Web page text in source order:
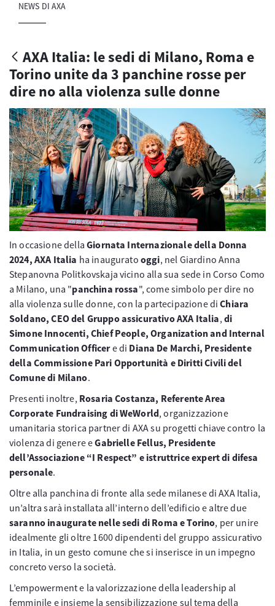
NEWS DI AXA
AXA Italia: le sedi di Milano, Roma e
Torino unite da 3 panchine rosse per
dire no alla violenza sulle donne
In occasione dellaGiornata Internazionale della Donna
2024, AXA Italia ha inaugurato oggi, nel Giardino Anna
Stepanovna Politkovskaja vicino alla sua sede in Corso Como
a Milano, una "panchina rossa", come simbolo per dire no
alla violenza sulle donne, con la partecipazione diChiara
Soldano, CEO del Gruppo assicurativo AXA Italia, di
Simone Innocenti, Chief People, Organization and Internal
Communication Officere di Diana De Marchi, Presidente
della Commissione Pari Opportunità e Diritti Civili del
Comune di Milano.
Presenti inoltre, Rosaria Costanza, Referente Area
Corporate Fundraising di WeWorld, organizzazione
umanitaria storica partner di AXA su progetti chiave contro la
violenza di genere eGabrielle Fellus, Presidente
dell’Associazione “I Respect” e istruttrice expert di difesa
personale.
Oltre alla panchina di fronte alla sede milanese di AXA Italia,
un’altra sarà installata all’interno dell’edificio e altre due
saranno inaugurate nelle sedi di Roma e Torino, per unire
idealmente gli oltre 1600 dipendenti del gruppo assicurativo
in Italia, in un gesto comune che si inserisce in un impegno
concreto verso la società.
L’empowerment e la valorizzazione della leadership al
femminile e insieme la sensibilizzazione sul tema della